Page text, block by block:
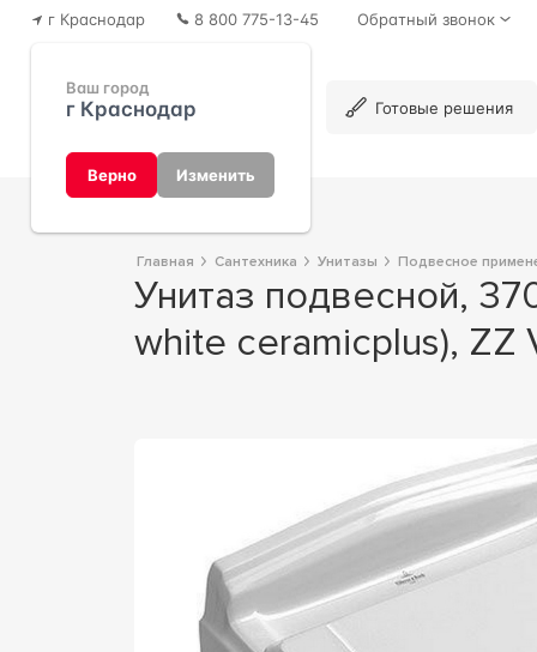
г Краснодар
Ваш город
г Краснодар
Верно Изменить
8 800 775-13-45 Обратный звонок
Готовые решения
Главная Сантехника Унитазы Подвесное
Унитаз подвесной, 370х600мм, без сиденья, крепления в компл., (цв.R1
white ceramicplus), ZZ